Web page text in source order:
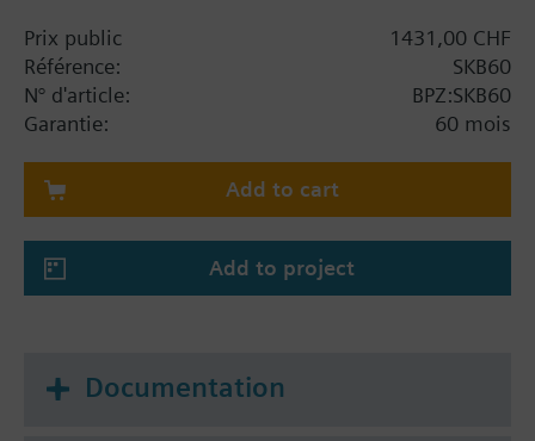
Prix public
1431,00 CHF
Référence:
SKB60
N° d'article:
BPZ:SKB60
Garantie:
60 mois
Add to cart
Add to project
Documentation